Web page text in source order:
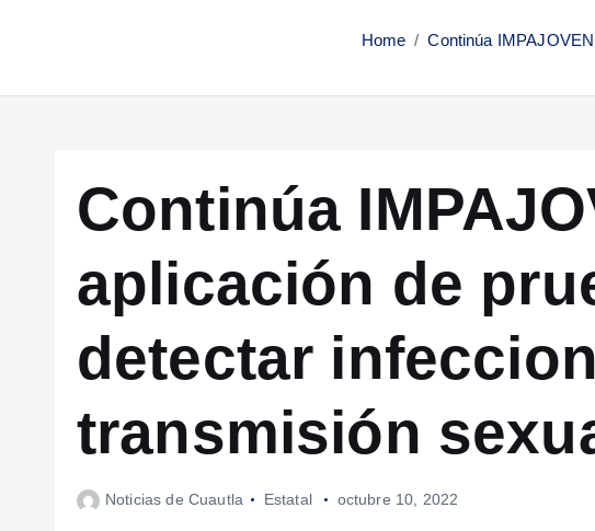
Home Continúa
Continúa
aplicación de
detectar
transmisión
Noticias de Cuautla Estatal octubre 10, 2022